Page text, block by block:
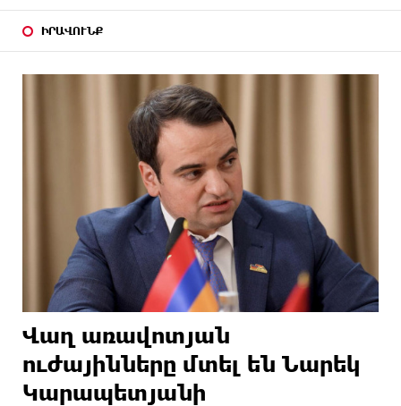
ԻՐԱՎՈՒՆՔ
Վաղ առավոտյան
ուժայինները մտել են Նարեկ
Կարապետյանի